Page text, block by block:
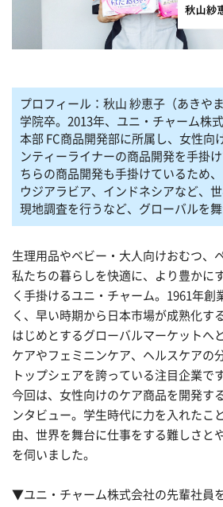
プロフィール：秋山 紗恵子（あきや
学院卒。2013年、ユニ・チャーム株
本部 FC商品開発部に所属し、女性向
ンティーライナーの商品開発を手掛
ちらの商品開発も手掛けているため
ウジアラビア、インドネシアなど、
現地調査を行うなど、グローバルを舞
生理用品やベビー・大人向けおむつ、
私たちの暮らしを快適に、より豊かに
く手掛けるユニ・チャーム。1961年創
く、早い時期から日本市場が成熟化す
はじめとするグローバルマーケットへ
ケアやフェミニンケア、ヘルスケアの
トップシェアを誇っている注目企業です
今回は、女性向けのケア商品を開発す
ンタビュー。学生時代に力を入れたこ
由、世界を舞台に仕事をする難しさと
を伺いました。
▼ユニ・チャーム株式会社の先輩社員